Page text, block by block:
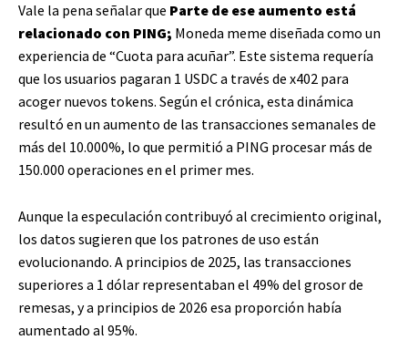
Vale la pena señalar que Parte de ese aumento está
relacionado con PING; Moneda meme diseñada como un
experiencia de “Cuota para acuñar”. Este sistema requería
que los usuarios pagaran 1 USDC a través de x402 para
acoger nuevos tokens. Según el crónica, esta dinámica
resultó en un aumento de las transacciones semanales de
más del 10.000%, lo que permitió a PING procesar más de
150.000 operaciones en el primer mes.
Aunque la especulación contribuyó al crecimiento original,
los datos sugieren que los patrones de uso están
evolucionando. A principios de 2025, las transacciones
superiores a 1 dólar representaban el 49% del grosor de
remesas, y a principios de 2026 esa proporción había
aumentado al 95%.